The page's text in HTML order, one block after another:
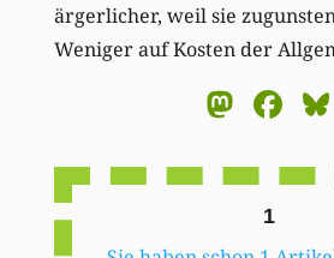
ärgerlicher, weil sie
Weniger auf Kosten der
1